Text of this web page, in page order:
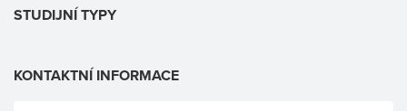
STUDIJNÍ TYPY
KONTAKTNÍ INFORMACE